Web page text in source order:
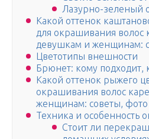
Лазурно-зеленый
Какой оттенок
для окрашивания волос
девушкам и женщинам:
Цветотипы внешности
Брюнет: кому подходит,
Какой оттенок рыжего
окрашивания волос
женщинам: советы, фото
Техника и особенность
Стоит ли